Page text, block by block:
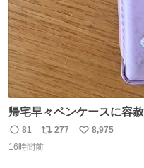
帰宅早々ペンケースに容
が勿体無い精神で心がざわ
返
信
81
リ
ポ
277
い
8,975
16時間前